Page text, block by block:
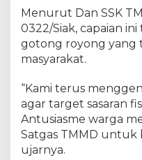
a
o
k
u
L
a
n
j
Menurut Dan SSK
0322/Siak, capaian
gotong royong yang
masyarakat.
“Kami terus
agar target sasaran
Antusiasme warga
Satgas TMMD untuk
ujarnya.